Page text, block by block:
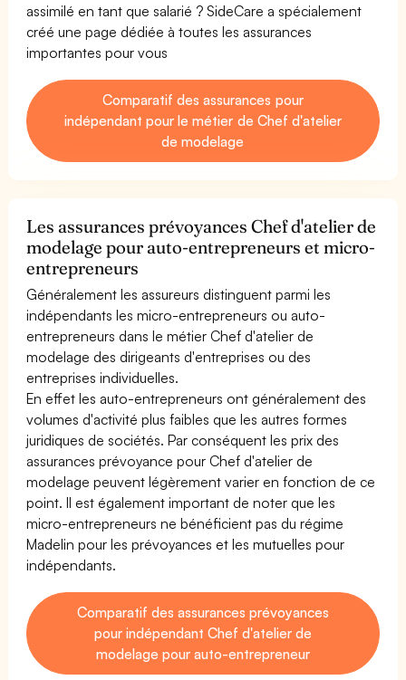
assimilé en tant que salarié ? SideCare a spécialement
créé une page dédiée à toutes les assurances
importantes pour vous
Comparatif des assurances pour
indépendant pour le métier de Chef d'atelier
de modelage
Les assurances prévoyances Chef d'atelier de
modelage pour auto-entrepreneurs et micro-
entrepreneurs
Généralement les assureurs distinguent parmi les
indépendants les micro-entrepreneurs ou auto-
entrepreneurs dans le métier Chef d'atelier de
modelage des dirigeants d'entreprises ou des
entreprises individuelles.
En effet les auto-entrepreneurs ont généralement des
volumes d'activité plus faibles que les autres formes
juridiques de sociétés. Par conséquent les prix des
assurances prévoyance pour Chef d'atelier de
modelage peuvent légèrement varier en fonction de ce
point. Il est également important de noter que les
micro-entrepreneurs ne bénéficient pas du régime
Madelin pour les prévoyances et les mutuelles pour
indépendants.
Comparatif des assurances prévoyances
pour indépendant Chef d'atelier de
modelage pour auto-entrepreneur